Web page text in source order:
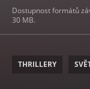
Dostupnost formátů
30 MB.
THRILLERY